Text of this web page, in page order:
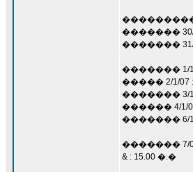
���������
������� 30/
�������
������� 1/
����� 2/1/07 :
������� 3/1/
������ 4/1/
������� 6/1/
������� 7/
& : 15.00 �.�